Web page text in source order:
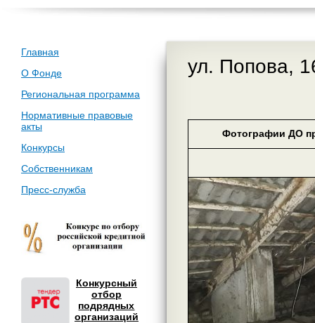
Главная
О Фонде
Региональная программа
Нормативные правовые
акты
Конкурсы
Собственникам
Пресс-служба
Конкурсный
отбор
подрядных
организаций
ул. Попова,
Фотографии ДО